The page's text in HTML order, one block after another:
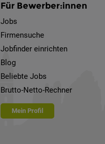
Für Bewerber:innen
Jobs
Firmensuche
Jobfinder einrichten
Blog
Beliebte Jobs
Brutto-Netto-Rechner
Mein Profil